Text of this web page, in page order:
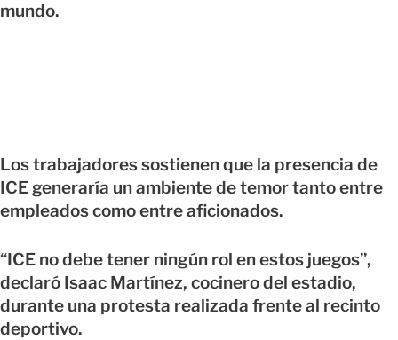
mundo.
Los trabajadores sostienen que la presencia de
ICE generaría un ambiente de temor tanto entre
empleados como entre aficionados.
“ICE no debe tener ningún rol en estos juegos”,
declaró Isaac Martínez, cocinero del estadio,
durante una protesta realizada frente al recinto
deportivo.